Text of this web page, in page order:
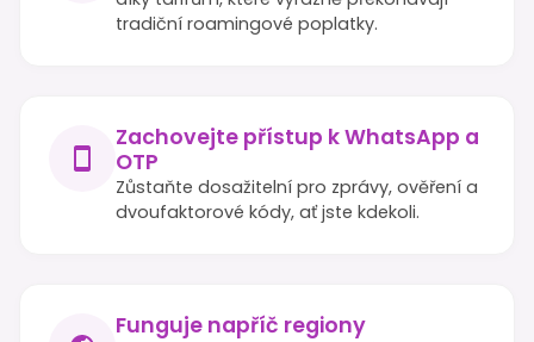
tradiční roamingové poplatky.
Zachovejte přístup k WhatsApp a
OTP
Zůstaňte dosažitelní pro zprávy, ověření a
dvoufaktorové kódy, ať jste kdekoli.
Funguje napříč regiony